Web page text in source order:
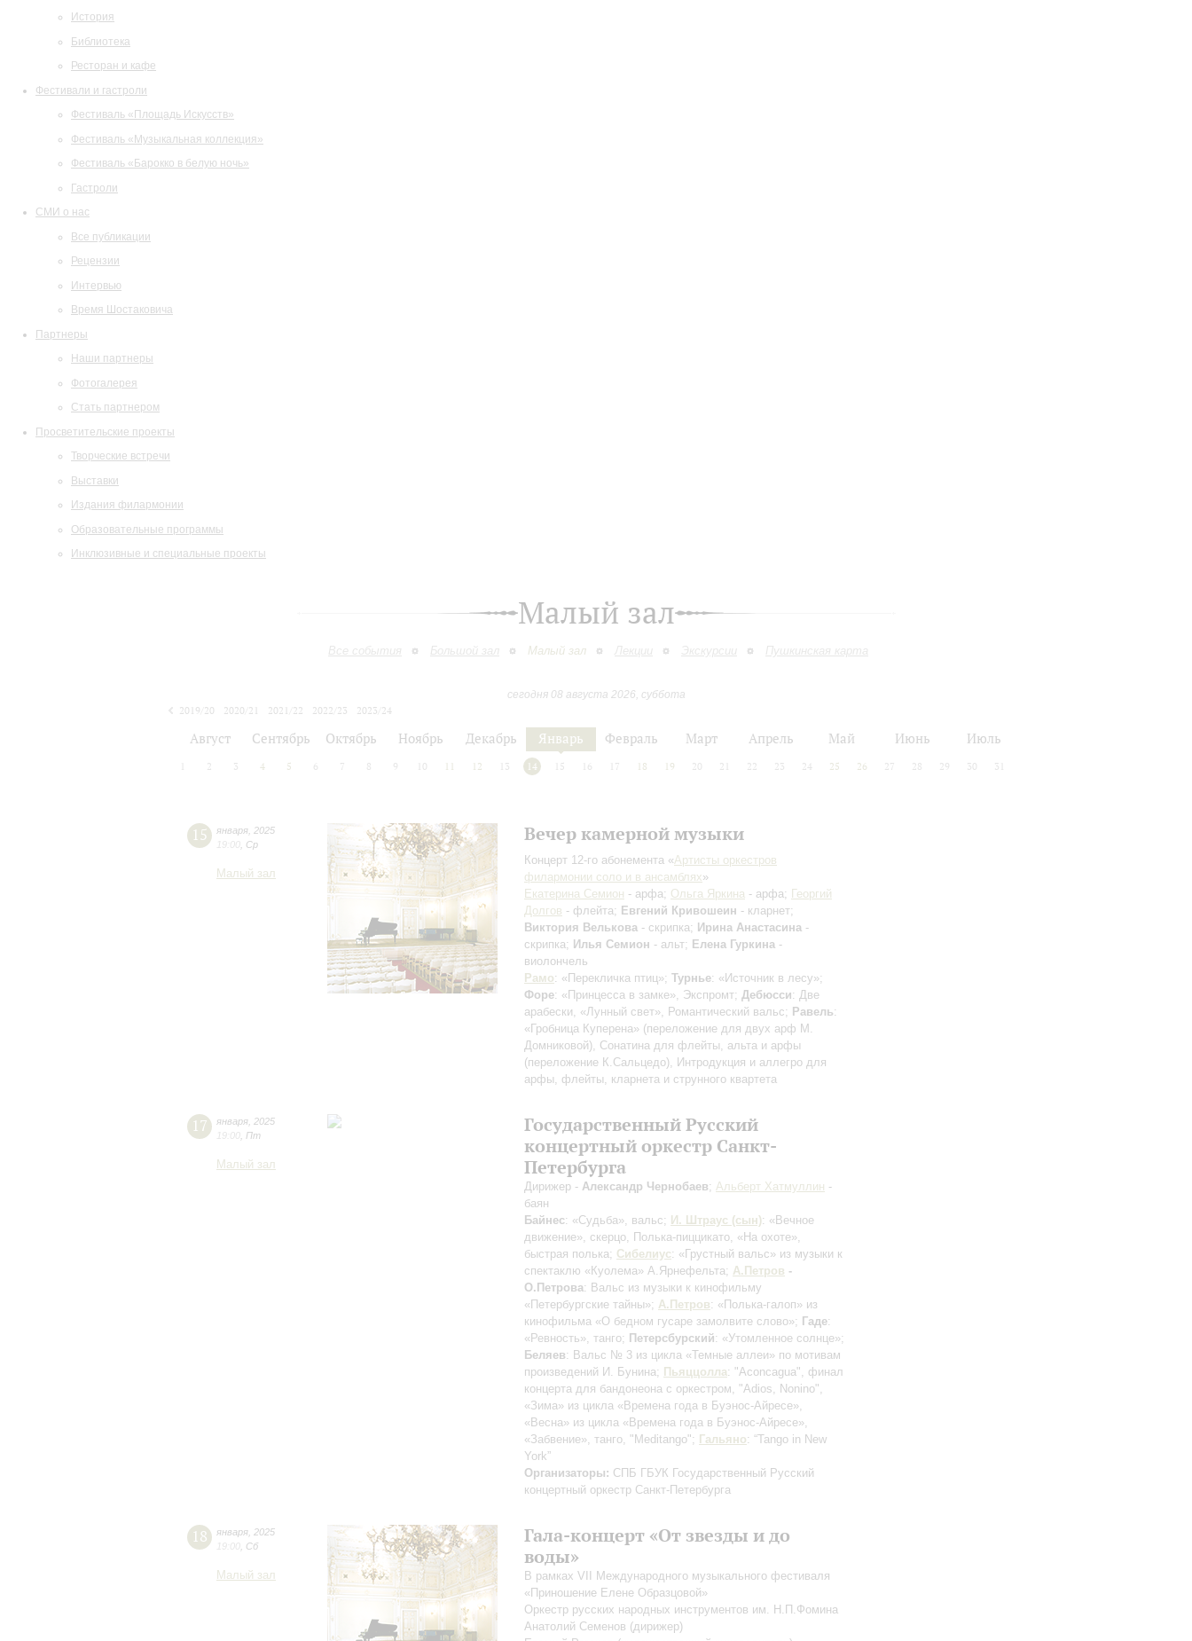
История
Библиотека
Ресторан и кафе
Фестивали и гастроли
Фестиваль «Площадь Искусств»
Фестиваль «Музыкальная коллекция»
Фестиваль «Барокко в белую ночь»
Гастроли
СМИ о нас
Все публикации
Рецензии
Интервью
Время Шостаковича
Партнеры
Наши партнеры
Фотогалерея
Стать партнером
Просветительские проекты
Творческие встречи
Выставки
Издания филармонии
Образовательные программы
Инклюзивные и специальные проекты
Малый зал
Все события Большой зал Малый зал Лекции Экскурсии Пушкинская карта
сегодня 08 августа 2026, суббота
2019/20
2020/21 2021/22 2022/23
2023/24
Август Сентябрь Октябрь Ноябрь Декабрь Январь Февраль Март Апрель Май Июнь Июль
2 3 4 5 6 7 8 9 10 11 12 13 14 15 16 17 18 19 20 21 22 23 24 25 26 27 28 29 30 31
15 января 2025
19:00 Ср
Малый зал
Вечер камерной музыки
Концерт 12-го абонемента «Артисты оркестров
филармонии соло и в ансамблях»
Екатерина Семион - арфа; Ольга Яркина - арфа; Георгий
Долгов - флейта; Евгений Кривошеин - кларнет;
Виктория Велькова - скрипка; Ирина Анастасина -
скрипка; Илья Семион - альт; Елена Гуркина -
виолончель
Рамо: «Перекличка птиц»; Турнье: «Источник в лесу»;
Форе: «Принцесса в замке», Экспромт; Дебюсси: Две
арабески, «Лунный свет», Романтический вальс; Равель:
«Гробница Куперена» (переложение для двух арф М.
Домниковой), Сонатина для флейты, альта и арфы
(переложение К.Сальцедо), Интродукция и аллегро для
арфы, флейты, кларнета и струнного квартета
17 января 2025
19:00 Пт
Малый зал
Государственный Русский
концертный оркестр Санкт-
Петербурга
Дирижер - Александр Чернобаев; Альберт Хатмуллин -
баян
Байнес: «Судьба», вальс; И. Штраус (сын): «Вечное
движение», скерцо, Полька-пиццикато, «На охоте»,
быстрая полька; Сибелиус: «Грустный вальс» из музыки к
спектаклю «Куолема» А.Ярнефельта; А.Петров -
О.Петрова: Вальс из музыки к кинофильму
«Петербургские тайны»; А.Петров: «Полька-галоп» из
кинофильма «О бедном гусаре замолвите слово»; Гаде:
«Ревность», танго; Петерсбурский: «Утомленное солнце»;
Беляев: Вальс № 3 из цикла «Темные аллеи» по мотивам
произведений И. Бунина; Пьяццолла: "Aconcagua", финал
концерта для бандонеона с оркестром, "Adios, Nonino",
«Зима» из цикла «Времена года в Буэнос-Айресе»,
«Весна» из цикла «Времена года в Буэнос-Айресе»,
«Забвение», танго, "Meditango"; Гальяно: “Tango in New
York”
Организаторы: СПБ ГБУК Государственный Русский
концертный оркестр Санкт-Петербурга
18 января 2025
19:00 Сб
Малый зал
Гала-концерт «От звезды и до
воды»
В рамках VII Международного музыкального фестиваля
«Приношение Елене Образцовой»
Оркестр русских народных инструментов им. Н.П.Фомина
Анатолий Семенов (дирижер)